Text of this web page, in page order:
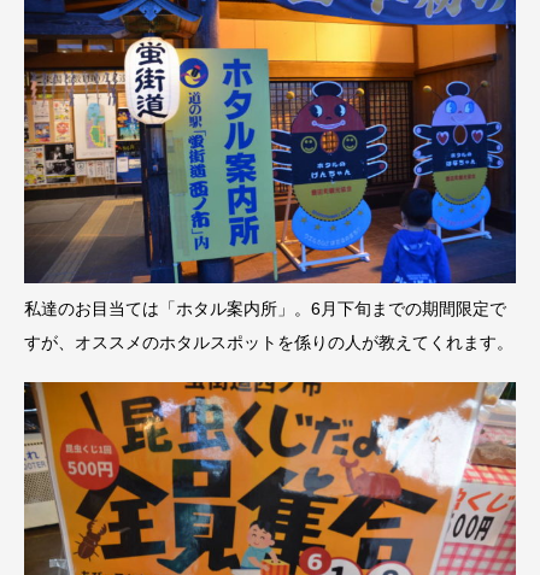
私達のお目当ては「ホタル案内所」。6月下旬までの期間限定で
すが、オススメのホタルスポットを係りの人が教えてくれます。